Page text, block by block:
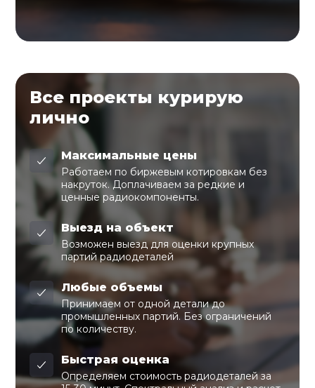
Все проекты курирую
лично
Максимальные цены
Работаем по биржевым котировкам без
накруток. Доплачиваем за редкие и
ценные радиокомпоненты.
Выезд на объект
Возможен выезд для оценки крупных
партий радиодеталей
Любые объемы
Принимаем от одной детали до
промышленных партий. Без ограничений
по количеству.
Быстрая оценка
Определяем стоимость радиодеталей за